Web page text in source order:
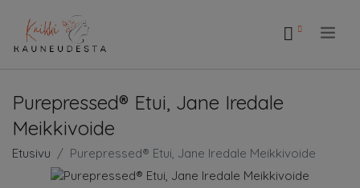
Purepressed® Etui, Jane Iredale
Meikkivoide
Etusivu Purepressed® Etui, Jane Iredale Meikkivoide